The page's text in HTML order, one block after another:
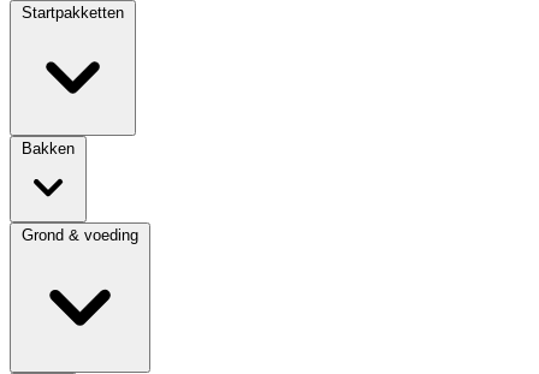
Startpakketten
Bakken
Grond & voeding